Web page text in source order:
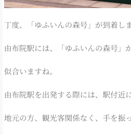
丁度、「ゆふいんの森号」が到着しま
由布院駅には、「ゆふいんの森号」
似合いますね。
由布院駅を出発する際には、駅付近
地元の方、観光客関係なく、手を振